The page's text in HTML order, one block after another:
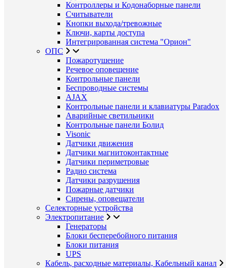
Контроллеры и Кодонаборные панели
Считыватели
Кнопки выхода/тревожные
Ключи, карты доступа
Интегрированная система "Орион"
ОПС
Пожаротушение
Речевое оповещение
Контрольные панели
Беспроводные системы
AJAX
Контрольные панели и клавиатуры Paradox
Аварийные светильники
Контрольные панели Болид
Visonic
Датчики движения
Датчики магнитоконтактные
Датчики периметровые
Радио система
Датчики разрушения
Пожарные датчики
Сирены, оповещатели
Селекторные устройства
Электропитание
Генераторы
Блоки бесперебойного питания
Блоки питания
UPS
Кабель, расходные материалы, Кабельный канал